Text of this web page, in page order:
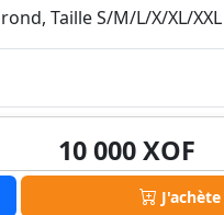
Taille S/M/L/X/XL/XXL
10 000 XOF
J'achète